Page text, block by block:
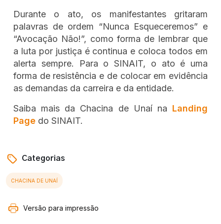
Durante o ato, os manifestantes gritaram
palavras de ordem “Nunca Esqueceremos” e
“Avocação Não!”, como forma de lembrar que
a luta por justiça é continua e coloca todos em
alerta sempre. Para o SINAIT, o ato é uma
forma de resistência e de colocar em evidência
as demandas da carreira e da entidade.
Saiba mais da Chacina de Unaí na Landing
Page do SINAIT.
Categorias
CHACINA DE UNAÍ
Versão para impressão